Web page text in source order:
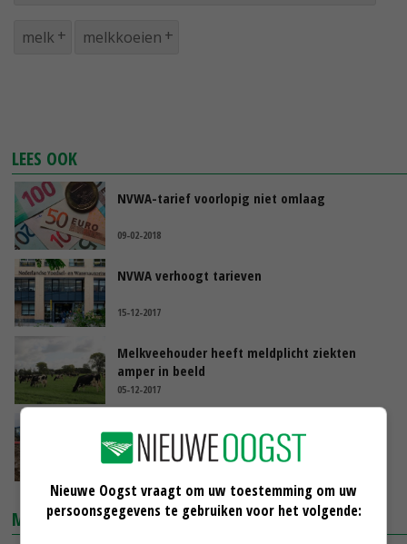
melk melkkoeien
LEES OOK
NVWA-tarief voorlopig niet omlaag
09-02-2018
NVWA verhoogt tarieven
15-12-2017
Melkveehouder heeft meldplicht ziekten
amper in beeld
05-12-2017
NVWA controleert vanggewas via satelliet
22-09-2017
MARKTPRIJZEN
Nieuwe Oogst vraagt om uw toestemming om uw
persoonsgegevens te gebruiken voor het volgende: